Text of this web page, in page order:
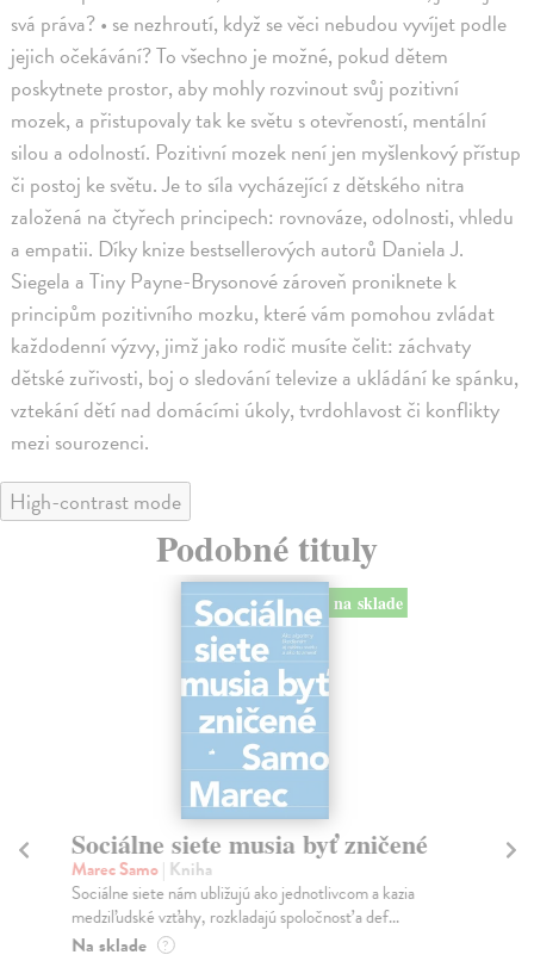
svá práva? • se nezhroutí, když se věci nebudou vyvíjet podle
jejich očekávání? To všechno je možné, pokud dětem
poskytnete prostor, aby mohly rozvinout svůj pozitivní
mozek, a přistupovaly tak ke světu s otevřeností, mentální
silou a odolností. Pozitivní mozek není jen myšlenkový přístup
či postoj ke světu. Je to síla vycházející z dětského nitra
založená na čtyřech principech: rovnováze, odolnosti, vhledu
a empatii. Díky knize bestsellerových autorů Daniela J.
Siegela a Tiny Payne-Brysonové zároveň proniknete k
principům pozitivního mozku, které vám pomohou zvládat
každodenní výzvy, jimž jako rodič musíte čelit: záchvaty
dětské zuřivosti, boj o sledování televize a ukládání ke spánku,
vztekání dětí nad domácími úkoly, tvrdohlavost či konflikty
mezi sourozenci.
High-contrast mode
Podobné tituly
na sklade
Sociálne siete musia byť zničené
Marec Samo| Kniha
Sociálne siete nám ubližujú ako jednotlivcom a kazia
medziľudské vzťahy, rozkladajú spoločnosť a def...
Na sklade ?